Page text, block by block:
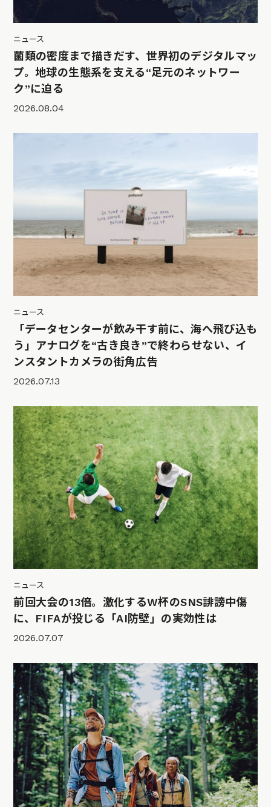
ニュース
菌類の密度まで描きだす、世界初のデジタルマッ
プ。地球の生態系を支える“足元のネットワー
ク”に迫る
2026.08.04
ニュース
「データセンターが飲み干す前に、海へ飛び込も
う」アナログを“古き良き”で終わらせない、イ
ンスタントカメラの街角広告
2026.07.13
ニュース
前回大会の13倍。激化するW杯のSNS誹謗中傷
に、FIFAが投じる「AI防壁」の実効性は
2026.07.07